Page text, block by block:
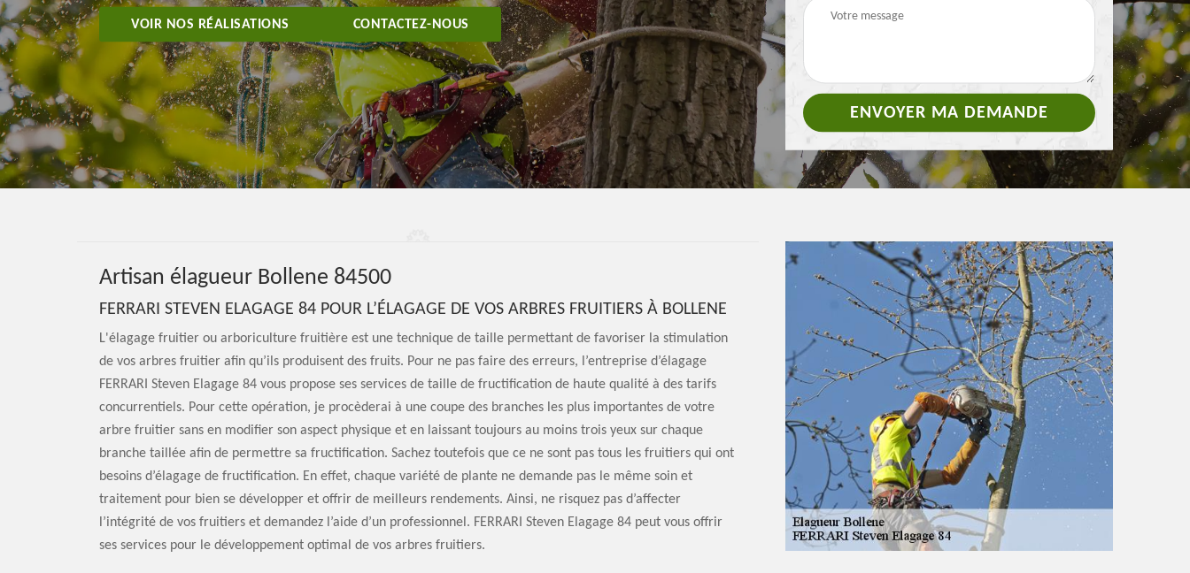
VOIR NOS RÉALISATIONS CONTACTEZ-NOUS
Artisan élagueur Bollene 84500
FERRARI STEVEN ELAGAGE 84 POUR L’ÉLAGAGE DE VOS ARBRES FRUITIERS À BOLLENE
L'élagage fruitier ou arboriculture fruitière est une technique de taille permettant de favoriser la stimulation
de vos arbres fruitier afin qu’ils produisent des fruits. Pour ne pas faire des erreurs, l’entreprise d’élagage
FERRARI Steven Elagage 84 vous propose ses services de taille de fructification de haute qualité à des tarifs
concurrentiels. Pour cette opération, je procèderai à une coupe des branches les plus importantes de votre
arbre fruitier sans en modifier son aspect physique et en laissant toujours au moins trois yeux sur chaque
branche taillée afin de permettre sa fructification. Sachez toutefois que ce ne sont pas tous les fruitiers qui ont
besoins d’élagage de fructification. En effet, chaque variété de plante ne demande pas le même soin et
traitement pour bien se développer et offrir de meilleurs rendements. Ainsi, ne risquez pas d’affecter
l’intégrité de vos fruitiers et demandez l’aide d’un professionnel. FERRARI Steven Elagage 84 peut vous offrir
ses services pour le développement optimal de vos arbres fruitiers.